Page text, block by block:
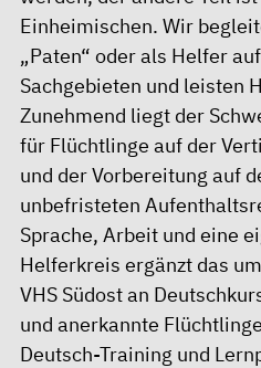
Einheimischen. Wir
„Paten“ oder als Helfer
Sachgebieten und leisten
Zunehmend liegt der
für Flüchtlinge auf der
und der Vorbereitung auf
unbefristeten
Sprache, Arbeit und eine
Helferkreis ergänzt das
VHS Südost an
und anerkannte
Deutsch-Training und